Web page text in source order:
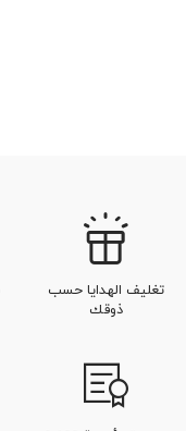
تغليف الهدايا حسب
ذوقك